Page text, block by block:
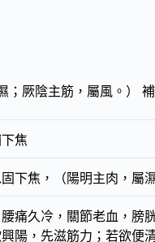
厥陰主筋，屬風。）
焦
下焦，（陽明主肉，屬
痛久冷，關節老血，膀
陽，先滋筋力；若欲便